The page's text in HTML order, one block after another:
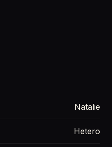
Natalie
Hetero